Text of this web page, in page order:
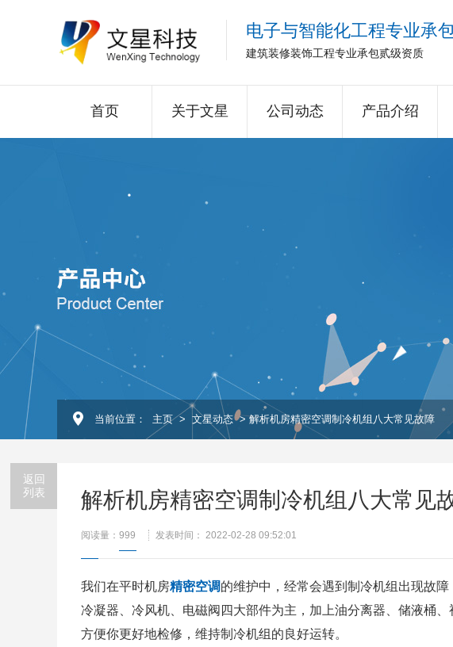
电子与智能化工程专业承
建筑装修装饰工程专业承包贰级资质
首页 关于文星 公司动态 产品介绍
当前位置： 主页 > 文星动态 > 解析机房精密空调制冷机组八大常见故障
返回
列表
解析机房精密空调制冷机组八大常见
阅读量： 999 发表时间： 2022-02-28 09:52:01
我们在平时机房精密空调的维护中，经常会遇到制冷机组出现故
冷凝器、冷风机、电磁阀四大部件为主，加上油分离器、储液桶
方便你更好地检修，维持制冷机组的良好运转。